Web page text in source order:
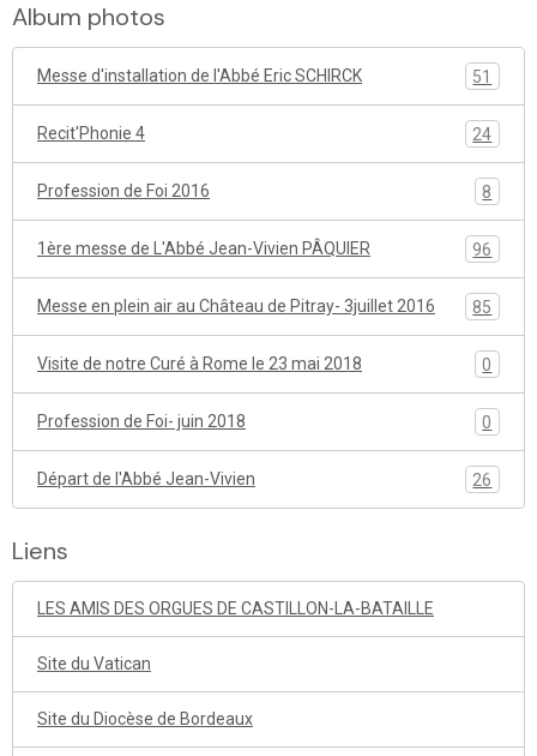
Album photos
Messe d'installation de l'Abbé Eric SCHIRCK 51
Recit'Phonie 4 24
Profession de Foi 2016 8
1ère messe de L'Abbé Jean-Vivien PÂQUIER 96
Messe en plein air au Château de Pitray- 3juillet 2016 85
Visite de notre Curé à Rome le 23 mai 2018 0
Profession de Foi- juin 2018 0
Départ de l'Abbé Jean-Vivien 26
Liens
LES AMIS DES ORGUES DE CASTILLON-LA-BATAILLE
Site du Vatican
Site du Diocèse de Bordeaux